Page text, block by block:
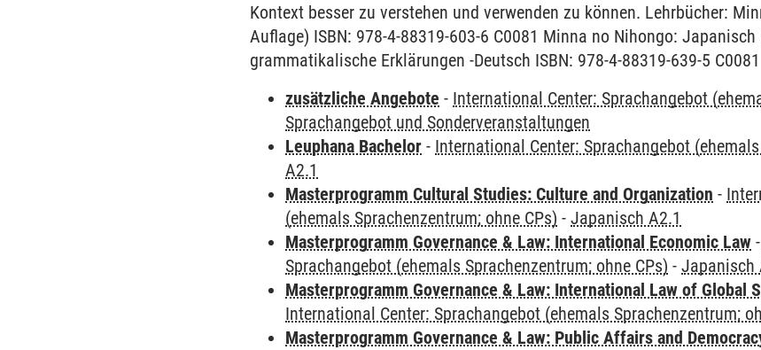
Kontext besser zu verstehen und verwenden zu können. Lehrbücher:
Auflage) ISBN: 978-4-88319-603-6 C0081 Minna no Nihongo:
grammatikalische Erklärungen -Deutsch ISBN: 978-4-88319-639-5 C0081
zusätzliche Angebote - International Center: Sprachangebot
Sprachangebot und Sonderveranstaltungen
Leuphana Bachelor - International Center: Sprachangebot
A2.1
Masterprogramm Cultural Studies: Culture and Organization -
(ehemals Sprachenzentrum; ohne CPs) -Japanisch A2.1
Masterprogramm Governance & Law: International Economic Law -
Sprachangebot (ehemals Sprachenzentrum; ohne CPs) -Japanisch
Masterprogramm Governance & Law: International Law of Global
International Center: Sprachangebot (ehemals Sprachenzentrum;
Masterprogramm Governance & Law: Public Affairs and